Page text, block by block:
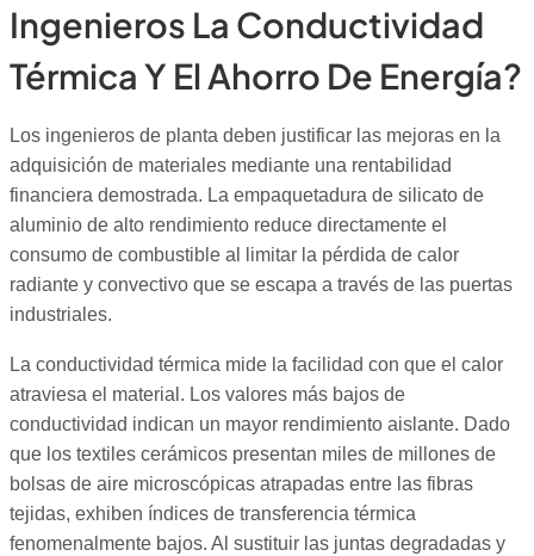
Ingenieros La Conductividad
Térmica Y El Ahorro De Energía?
Los ingenieros de planta deben justificar las mejoras en la
adquisición de materiales mediante una rentabilidad
financiera demostrada. La empaquetadura de silicato de
aluminio de alto rendimiento reduce directamente el
consumo de combustible al limitar la pérdida de calor
radiante y convectivo que se escapa a través de las puertas
industriales.
La conductividad térmica mide la facilidad con que el calor
atraviesa el material. Los valores más bajos de
conductividad indican un mayor rendimiento aislante. Dado
que los textiles cerámicos presentan miles de millones de
bolsas de aire microscópicas atrapadas entre las fibras
tejidas, exhiben índices de transferencia térmica
fenomenalmente bajos. Al sustituir las juntas degradadas y